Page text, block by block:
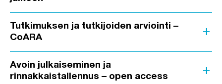
Tutkimuksen ja tutkijoiden arviointi –
CoARA
add
Avoin julkaiseminen ja
rinnakkaistallennus – open access
add